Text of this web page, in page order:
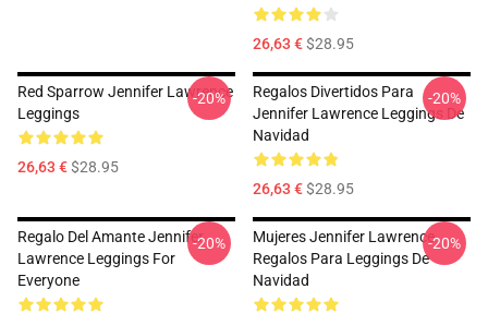
26,63 €$28.95
Red Sparrow Jennifer Lawrence
Leggings
26,63 €$28.95
-20%
Regalos Divertidos Para
Jennifer Lawrence Leggings De
Navidad
26,63 €$28.95
-20%
Regalo Del Amante Jennifer
Lawrence Leggings For
Everyone
-20%
Mujeres Jennifer Lawrence
Regalos Para Leggings De
Navidad
-20%